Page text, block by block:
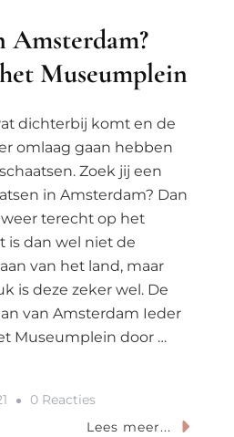
Amsterdam?
Museumplein
dichterbij komt en de
omlaag gaan hebben
Zoek jij een
in Amsterdam? Dan
terecht op het
is dan wel niet de
van het land, maar
is deze zeker wel. De
van Amsterdam Ieder
Museumplein door …
0 ReactiesOp
Schaatsen
Lees meer...